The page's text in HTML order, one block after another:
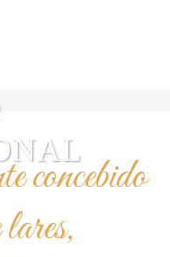
concebido